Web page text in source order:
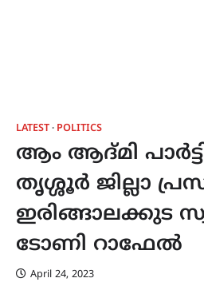
LATEST POLITICS
ആം ആദ്മി
തൃശ്ശൂർ ജില്ലാ
ഇരിങ്ങാലക്കുട
ടോണി റാഫേൽ
April 24, 2023